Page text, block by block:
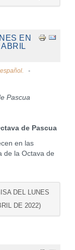
EN
Pascua
de Pascua
en las
de la Octava de
DEL LUNES
DE 2022)